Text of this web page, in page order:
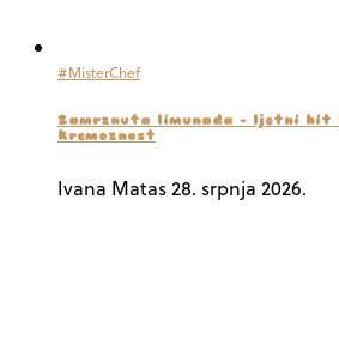
#MisterChef
Zamrznuta limunada – ljetni hit
kremoznost
Ivana Matas28. srpnja 2026.